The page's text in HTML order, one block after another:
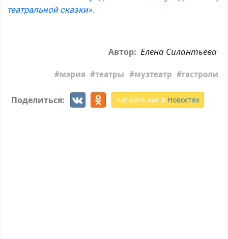
театральной сказки».
Автор: Елена Силантьева
мэрия театры музтеатр гастроли
Поделиться: читайте нас в Новостях